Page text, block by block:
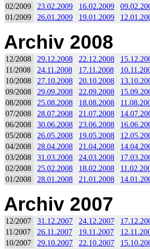
02/2009
23.02.2009 16.02.2009
01/2009
26.01.2009 19.01.2009
Archiv 2008
12/2008 29.12.2008 22.12.2008
11/2008
24.11.2008 17.11.2008
10/2008
27.10.2008 20.10.2008
09/2008
29.09.2008 22.09.2008
08/2008
25.08.2008 18.08.2008
07/2008
28.07.2008 21.07.2008
06/2008
30.06.2008 23.06.2008
05/2008
26.05.2008 19.05.2008
04/2008
28.04.2008 21.04.2008
03/2008
31.03.2008 24.03.2008
02/2008
25.02.2008 18.02.2008
01/2008
28.01.2008 21.01.2008
Archiv 2007
12/2007 31.12.2007 24.12.2007
11/2007
26.11.2007 19.11.2007
10/2007
29.10.2007 22.10.2007